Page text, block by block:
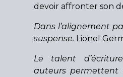
devoir affronter son
Dans l’alignement
suspense. Lionel
Le talent
auteurs permettent